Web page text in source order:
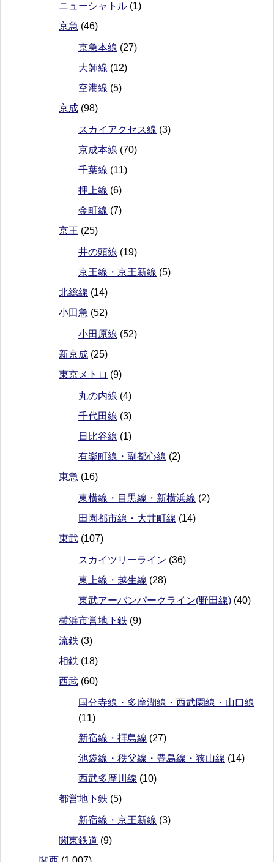
ニューシャトル (1)
京急 (46)
京急本線 (27)
大師線 (12)
空港線 (5)
京成 (98)
スカイアクセス線 (3)
京成本線 (70)
千葉線 (11)
押上線 (6)
金町線 (7)
京王 (25)
井の頭線 (19)
京王線・京王新線 (5)
北総線 (14)
小田急 (52)
小田原線 (52)
新京成 (25)
東京メトロ (9)
丸の内線 (4)
千代田線 (3)
日比谷線 (1)
有楽町線・副都心線 (2)
東急 (16)
東横線・目黒線・新横浜線 (2)
田園都市線・大井町線 (14)
東武 (107)
スカイツリーライン (36)
東上線・越生線 (28)
東武アーバンパークライン(野田線) (40)
横浜市営地下鉄 (9)
流鉄 (3)
相鉄 (18)
西武 (60)
国分寺線・多摩湖線・西武園線・山口線
(11)
新宿線・拝島線 (27)
池袋線・秩父線・豊島線・狭山線 (14)
西武多摩川線 (10)
都営地下鉄 (5)
新宿線・京王新線 (3)
関東鉄道 (9)